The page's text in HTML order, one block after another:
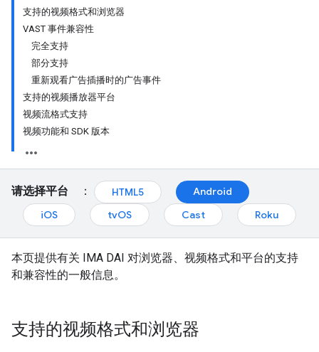
支持的视频格式和浏览器
VAST 事件兼容性
完全支持
部分支持
重新观看广告插播时的广告事件
支持的视频播放器平台
视频流格式支持
视频功能和 SDK 版本
请选择平台 ： HTML5
Android
iOS
tvOS Cast Roku
本页提供有关 IMA DAI 对浏览器、视频格式和平台的支持
和兼容性的一般信息。
支持的视频格式和浏览器